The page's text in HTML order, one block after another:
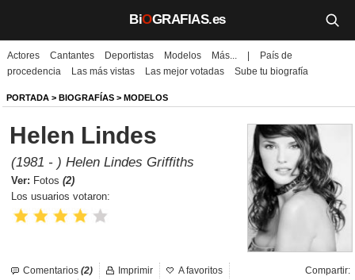
BiOGRAFIAS.es
Biografías
Películas
TV
Música
Un día como hoy
Galerías
Actores Cantantes Deportistas Modelos Más...
País de
procedencia
Las más vistas Las mejor votadas Sube tu biografía
PORTADA > BIOGRAFÍAS > MODELOS
Helen Lindes
(1981 - ) Helen Lindes Griffiths
Ver: Fotos (2)
Los usuarios votaron:
Comentarios (2) Compartir:
Imprimir
A favoritos